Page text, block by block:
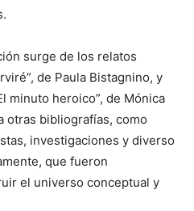
surge de los relatos
de Paula Bistagnino, y
minuto heroico”, de Mónica
otras bibliografías, como
investigaciones y diverso
que fueron
el universo conceptual y